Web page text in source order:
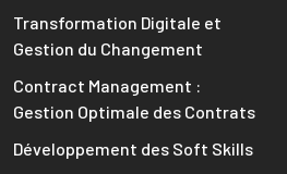
Transformation Digitale et
Gestion du Changement
Contract Management :
Gestion Optimale des Contrats
Développement des Soft Skills